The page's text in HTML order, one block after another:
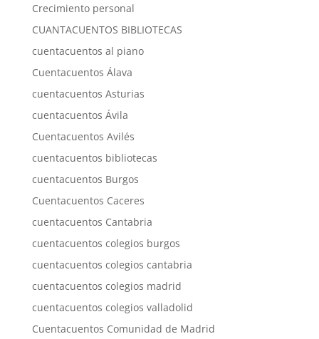
Crecimiento personal
CUANTACUENTOS BIBLIOTECAS
cuentacuentos al piano
Cuentacuentos Álava
cuentacuentos Asturias
cuentacuentos Ávila
Cuentacuentos Avilés
cuentacuentos bibliotecas
cuentacuentos Burgos
Cuentacuentos Caceres
cuentacuentos Cantabria
cuentacuentos colegios burgos
cuentacuentos colegios cantabria
cuentacuentos colegios madrid
cuentacuentos colegios valladolid
Cuentacuentos Comunidad de Madrid